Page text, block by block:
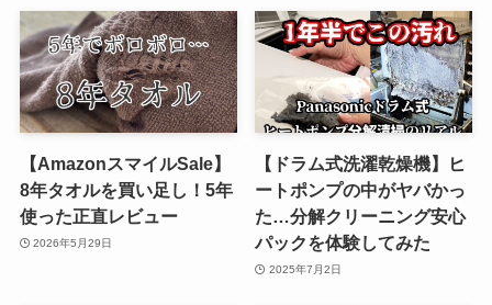
【AmazonスマイルSale】
8年タオルを買い足し！5年
使った正直レビュー
2026年5月29日
【ドラム式洗濯乾燥機】ヒ
ートポンプの中がヤバかっ
た…分解クリーニング安心
パックを体験してみた
2025年7月2日